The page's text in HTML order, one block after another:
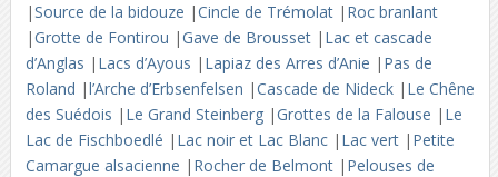
|Source de la bidouze |Cincle de Trémolat | Roc branlant
|Grotte de Fontirou |Gave de Brousset | Lac et cascade
d’Anglas | Lacs d’Ayous | Lapiaz des Arres d’Anie | Pas de
Roland |l’Arche d’Erbsenfelsen |Cascade de Nideck | Le Chêne
des Suédois | Le Grand Steinberg |Grottes de la Falouse | Le
Lac de Fischboedlé | Lac noir et Lac Blanc | Lac vert | Petite
Camargue alsacienne | Rocher de Belmont | Pelouses de